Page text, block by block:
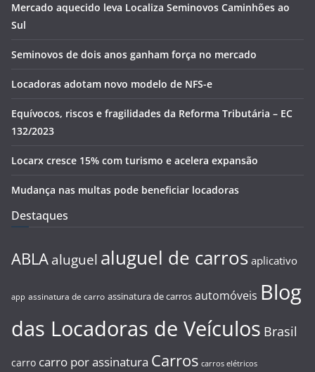
Mercado aquecido leva Localiza Seminovos Caminhões ao
Sul
Seminovos de dois anos ganham força no mercado
Locadoras adotam novo modelo de NFS-e
Equívocos, riscos e fragilidades da Reforma Tributária – EC
132/2023
Locarx cresce 15% com turismo e acelera expansão
Mudança nas multas pode beneficiar locadoras
Destaques
ABLA aluguel aluguel de carros aplicativo
app assinatura de carro assinatura de carros automóveis Blog
das Locadoras de Veículos Brasil
carro carro por assinatura Carros carros elétricos